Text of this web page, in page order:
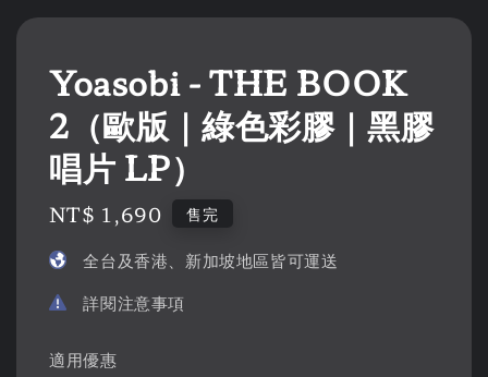
Yoasobi - THE BOOK
2（歐版｜綠色彩膠｜黑膠
唱片 LP）
Regular
NT$ 1,690 售完
全台及香港、新加坡地區皆可運送
詳閱注意事項
適用優惠